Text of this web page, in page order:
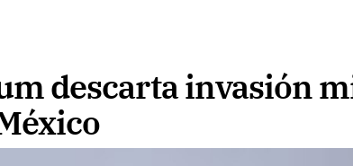
descarta invasión